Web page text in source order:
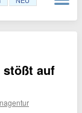
stößt auf